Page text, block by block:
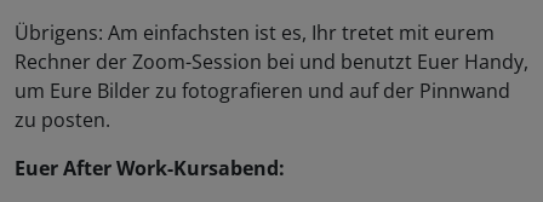
Übrigens: Am einfachsten ist es, Ihr tretet mit eurem
Rechner der Zoom-Session bei und benutzt Euer Handy,
um Eure Bilder zu fotografieren und auf der Pinnwand
zu posten.
Euer After Work-Kursabend: